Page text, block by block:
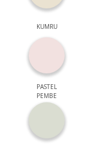
KUMRU
PASTEL
PEMBE